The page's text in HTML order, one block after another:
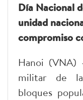
Día Nacional
unidad
compromiso
Hanoi (VNA)
militar de
bloques